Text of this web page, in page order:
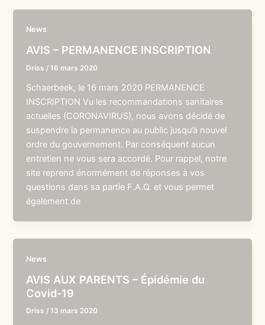
News
AVIS – PERMANENCE INSCRIPTION
Driss /16 mars 2020
Schaerbeek, le 16 mars 2020 PERMANENCE
INSCRIPTION Vu les recommandations sanitaires
actuelles (CORONAVIRUS), nous avons décidé de
suspendre la permanence au public jusqu’à nouvel
ordre du gouvernement. Par conséquent aucun
entretien ne vous sera accordé. Pour rappel, notre
site reprend énormément de réponses à vos
questions dans sa partie F.A.Q. et vous permet
également de
News
AVIS AUX PARENTS – Épidémie du
Covid-19
Driss /13 mars 2020